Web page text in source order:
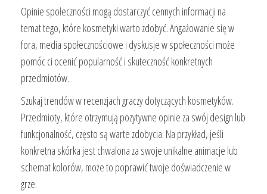
Opinie społeczności mogą dostarczyć cennych informacji na
temat tego, które kosmetyki warto zdobyć. Angażowanie się w
fora, media społecznościowe i dyskusje w społeczności może
pomóc ci ocenić popularność i skuteczność konkretnych
przedmiotów.
Szukaj trendów w recenzjach graczy dotyczących kosmetyków.
Przedmioty, które otrzymują pozytywne opinie za swój design lub
funkcjonalność, często są warte zdobycia. Na przykład, jeśli
konkretna skórka jest chwalona za swoje unikalne animacje lub
schemat kolorów, może to poprawić twoje doświadczenie w
grze.